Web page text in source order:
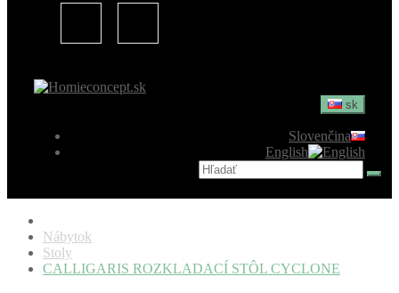
sk
Slovenčina
English
Nábytok
Stoly
CALLIGARIS ROZKLADACÍ STÔL CYCLONE